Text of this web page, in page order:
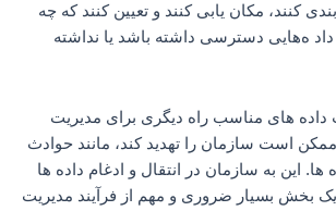
کنند، مکان‌ یابی کنند و تعیین کنند که چه
ه‌هایی دسترسی داشته باشد یا نداشته
داده های مناسب راه دیگری برای مدیریت
است سازمان را تهدید کند، مانند حوادث
ها. این به سازمان در انتقال و ادغام داده ها
بخش بسیار ضروری و مهم از فرآیند مدیریت